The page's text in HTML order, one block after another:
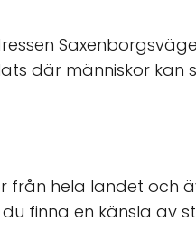
där människor
från hela landet
finna en känsla av